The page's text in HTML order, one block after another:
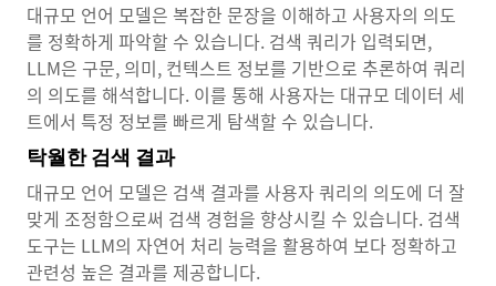
대규모 언어 모델은 복잡한 문장을 이해하고 사용자의 의도
를 정확하게 파악할 수 있습니다. 검색 쿼리가 입력되면,
LLM은 구문, 의미, 컨텍스트 정보를 기반으로 추론하여 쿼리
의 의도를 해석합니다. 이를 통해 사용자는 대규모 데이터 세
트에서 특정 정보를 빠르게 탐색할 수 있습니다.
탁월한 검색 결과
대규모 언어 모델은 검색 결과를 사용자 쿼리의 의도에 더 잘
맞게 조정함으로써 검색 경험을 향상시킬 수 있습니다. 검색
도구는 LLM의 자연어 처리 능력을 활용하여 보다 정확하고
관련성 높은 결과를 제공합니다.